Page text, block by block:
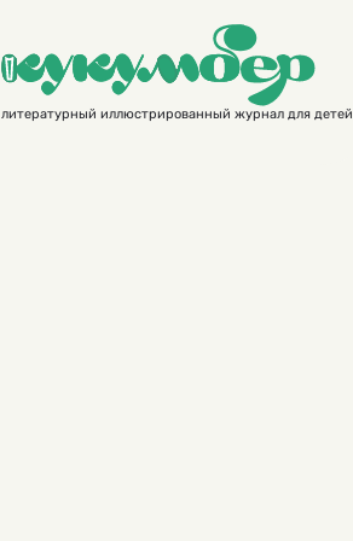
литературный иллюстрированный журнал для детей